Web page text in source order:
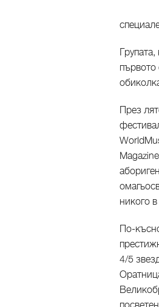
първото
През
никого
По-
4/5